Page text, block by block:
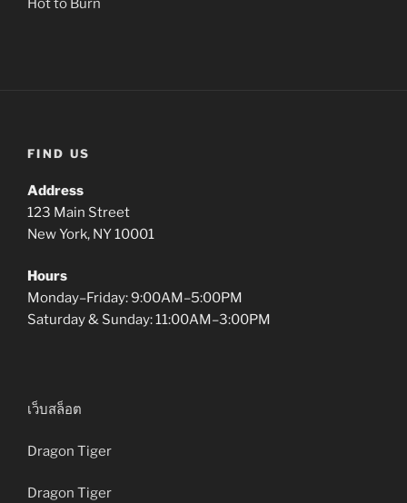
Hot to Burn
FIND US
Address
123 Main Street
New York, NY 10001
Hours
Monday–Friday: 9:00AM–5:00PM
Saturday & Sunday: 11:00AM–3:00PM
เว็บสล็อต
Dragon Tiger
Dragon Tiger